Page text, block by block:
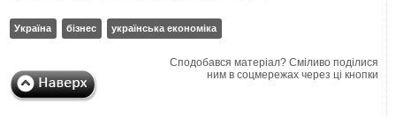
Україна бізнес українська економіка
Сподобався матеріал? Сміливо поділися
ним в соцмережах через ці кнопки